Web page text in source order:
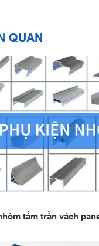
QUAN
tấm trần vách